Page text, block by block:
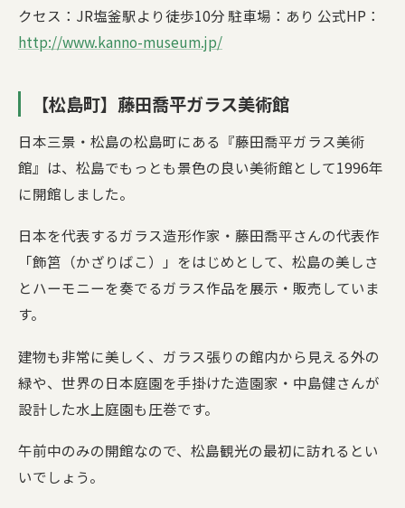
クセス：JR塩釜駅より徒歩10分 駐車場：あり 公式HP：
http://www.kanno-museum.jp/
【松島町】藤田喬平ガラス美術館
日本三景・松島の松島町にある『藤田喬平ガラス美術
館』は、松島でもっとも景色の良い美術館として1996年
に開館しました。
日本を代表するガラス造形作家・藤田喬平さんの代表作
「飾筥（かざりばこ）」をはじめとして、松島の美しさ
とハーモニーを奏でるガラス作品を展示・販売していま
す。
建物も非常に美しく、ガラス張りの館内から見える外の
緑や、世界の日本庭園を手掛けた造園家・中島健さんが
設計した水上庭園も圧巻です。
午前中のみの開館なので、松島観光の最初に訪れるとい
いでしょう。